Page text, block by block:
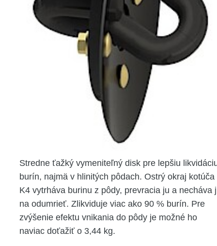
Stredne ťažký vymeniteľný disk pre lepšiu
burín, najmä v hlinitých pôdach. Ostrý okraj kotúča
K4 vytrháva burinu z pôdy, prevracia ju a necháva
na odumrieť. Zlikviduje viac ako 90 % burín. Pre
zvýšenie efektu vnikania do pôdy je možné ho
naviac doťažiť o 3,44 kg.